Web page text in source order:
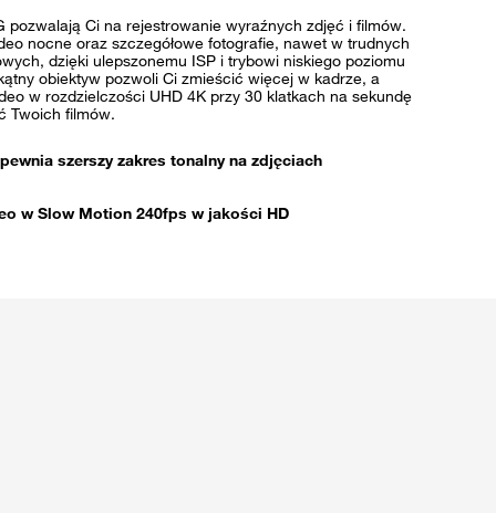
pozwalają Ci na rejestrowanie wyraźnych zdjęć i filmów.
nocne oraz szczegółowe fotografie, nawet w trudnych
dzięki ulepszonemu ISP i trybowi niskiego poziomu
obiektyw pozwoli Ci zmieścić więcej w kadrze, a
w rozdzielczości UHD 4K przy 30 klatkach na sekundę
Twoich filmów.
szerszy zakres tonalny na zdjęciach
w Slow Motion 240fps w jakości HD